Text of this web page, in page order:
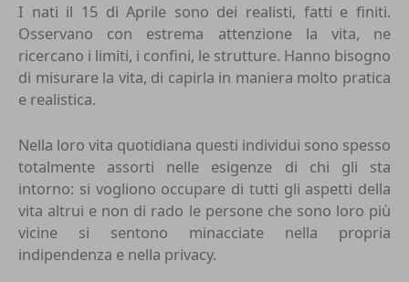
I nati il 15 di Aprile sono dei realisti, fatti e finiti.
Osservano con estrema attenzione la vita, ne
ricercano i limiti, i confini, le strutture. Hanno bisogno
di misurare la vita, di capirla in maniera molto pratica
e realistica.
Nella loro vita quotidiana questi individui sono spesso
totalmente assorti nelle esigenze di chi gli sta
intorno: si vogliono occupare di tutti gli aspetti della
vita altrui e non di rado le persone che sono loro più
vicine si sentono minacciate nella propria
indipendenza e nella privacy.